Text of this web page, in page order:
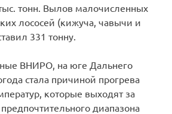
тонн. Вылов малочисленных
лососей (кижуча, чавычи и
331 тонну.
ВНИРО, на юге Дальнего
стала причиной прогрева
которые выходят за
диапазона